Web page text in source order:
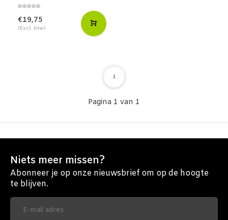
€19,75
(Excl. btw)
Pagina 1 van 1
1
Niets meer missen?
Abonneer je op onze nieuwsbrief om op de hoogte
te blijven.